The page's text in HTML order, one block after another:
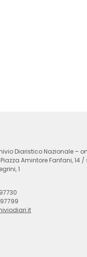
Diaristico Nazionale –
Amintore Fanfani, 14 /
1